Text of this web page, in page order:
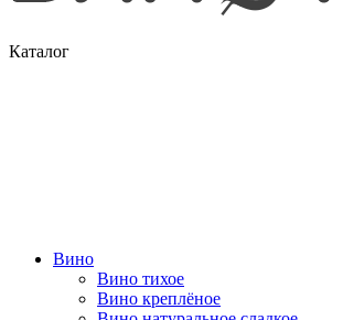
Каталог
Вино
Вино тихое
Вино креплёное